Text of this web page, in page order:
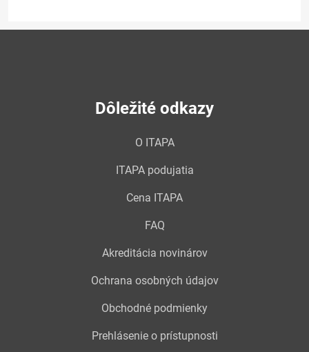
Dôležité odkazy
O ITAPA
ITAPA podujatia
Cena ITAPA
FAQ
Akreditácia novinárov
Ochrana osobných údajov
Obchodné podmienky
Prehlásenie o prístupnosti